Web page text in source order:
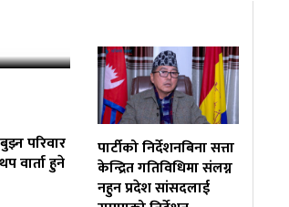
परिवार
वार्ता हुने
पार्टीको निर्देशनबिना सत्ता
केन्द्रित गतिविधिमा संलग्न
नहुन प्रदेश सांसदलाई